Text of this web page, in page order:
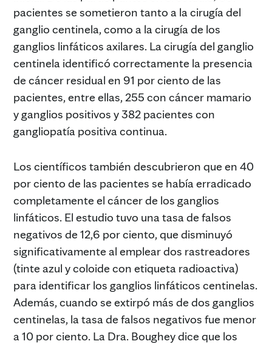
pacientes se sometieron tanto a la cirugía del
ganglio centinela, como a la cirugía de los
ganglios linfáticos axilares. La cirugía del ganglio
centinela identificó correctamente la presencia
de cáncer residual en 91 por ciento de las
pacientes, entre ellas, 255 con cáncer mamario
y ganglios positivos y 382 pacientes con
gangliopatía positiva continua.
Los científicos también descubrieron que en 40
por ciento de las pacientes se había erradicado
completamente el cáncer de los ganglios
linfáticos. El estudio tuvo una tasa de falsos
negativos de 12,6 por ciento, que disminuyó
significativamente al emplear dos rastreadores
(tinte azul y coloide con etiqueta radioactiva)
para identificar los ganglios linfáticos centinelas.
Además, cuando se extirpó más de dos ganglios
centinelas, la tasa de falsos negativos fue menor
a 10 por ciento. La Dra. Boughey dice que los